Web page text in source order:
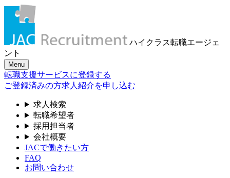
ハイクラス転職エージェ
ント
Menu
転職支援サービスに登録する
ご登録済みの方求人紹介を申し込む
求人検索
転職希望者
採用担当者
会社概要
JACで働きたい方
FAQ
お問い合わせ